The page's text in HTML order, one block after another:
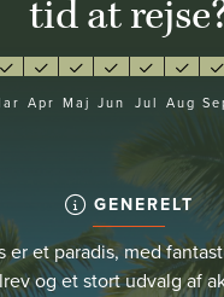
tid at
Apr Maj Jun Jul Aug
GENERELT
er et paradis, med
og et stort udvalg af